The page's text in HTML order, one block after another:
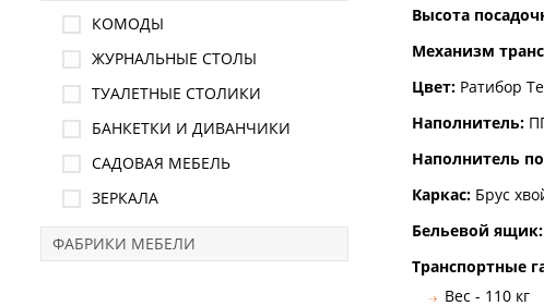
Высота
Механизм
Цвет: Ратибор
Наполнитель:
Наполнитель
Каркас: Брус
Бельевой ящик:
Транспортные
Вес - 110 кг
КОМОДЫ
ЖУРНАЛЬНЫЕ СТОЛЫ
ТУАЛЕТНЫЕ СТОЛИКИ
БАНКЕТКИ И ДИВАНЧИКИ
САДОВАЯ МЕБЕЛЬ
ЗЕРКАЛА
ФАБРИКИ МЕБЕЛИ